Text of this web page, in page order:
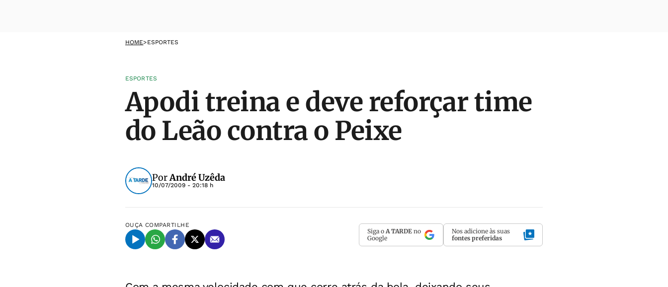
HOME>ESPORTES
ESPORTES
Apodi treina e deve reforçar time
do Leão contra o Peixe
PorAndré Uzêda
10/07/2009 - 20:18 h
OUÇA COMPARTILHE
Siga o A TARDE no
Google
Nos adicione às suas
fontes preferidas